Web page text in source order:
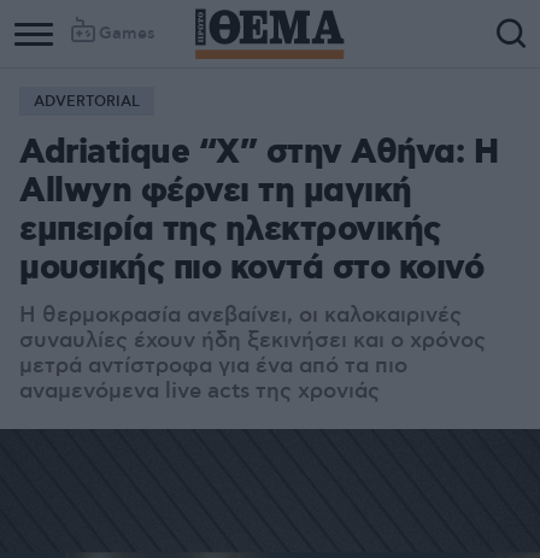
Games
ADVERTORIAL
Adriatique “X” στην Αθήνα: Η
Allwyn φέρνει τη μαγική
εμπειρία της ηλεκτρονικής
μουσικής πιο κοντά στο κοινό
Η θερμοκρασία ανεβαίνει, οι καλοκαιρινές
συναυλίες έχουν ήδη ξεκινήσει και ο χρόνος
μετρά αντίστροφα για ένα από τα πιο
αναμενόμενα live acts της χρονιάς